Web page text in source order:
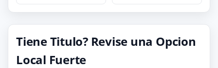
Tiene Titulo? Revise una Opcion
Local Fuerte